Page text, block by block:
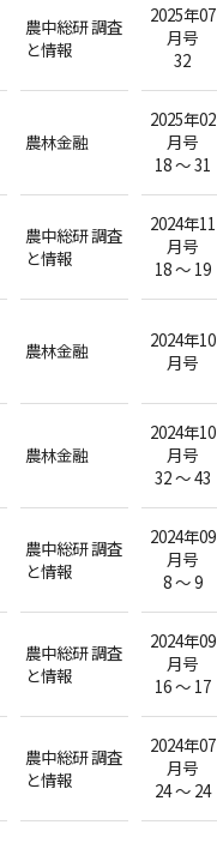
農中総研 調査
と情報
2025年07
月号
32
農林金融
2025年02
月号
18 ～ 31
農中総研 調査
と情報
2024年11
月号
18 ～ 19
農林金融
2024年10
月号
農林金融
2024年10
月号
32 ～ 43
農中総研 調査
と情報
2024年09
月号
8 ～ 9
農中総研 調査
と情報
2024年09
月号
16 ～ 17
農中総研 調査
と情報
2024年07
月号
24 ～ 24